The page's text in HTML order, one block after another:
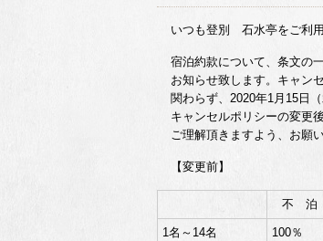
いつも登別 石水亭をご利用
宿泊約款について、条文の
お知らせ致します。キャン
関わらず、2020年1月15日
キャンセルポリシーの変更
ご理解頂きますよう、お願
【変更前】
不 泊
1名～14名 100％